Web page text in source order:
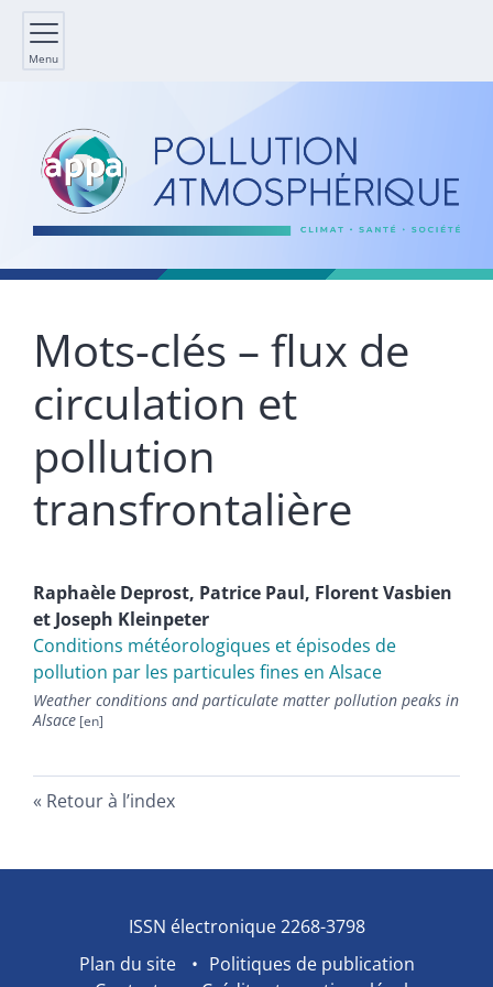
Menu
Mots-clés – flux de
circulation et
pollution
transfrontalière
Raphaèle Deprost, Patrice Paul, FlorentVasbien
et Joseph Kleinpeter
Conditions météorologiques et épisodes de
pollution par les particules fines en Alsace
Weather conditions and particulate matter pollution peaks in
Alsace
Retour à l’index
ISSN électronique 2268-3798
Plan du site
Politiques de publication